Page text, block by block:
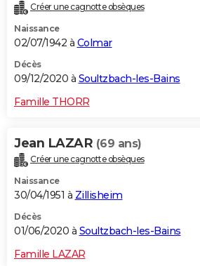
Créer une cagnotte obsèques
Naissance
02/07/1942 à Colmar
Décès
09/12/2020 à Soultzbach-les-Bains
Famille THORR
Jean LAZAR (69 ans)
Créer une cagnotte obsèques
Naissance
30/04/1951 à Zillisheim
Décès
01/06/2020 à Soultzbach-les-Bains
Famille LAZAR